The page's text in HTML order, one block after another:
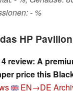
- %
HP
review: A
price this
EN→DE